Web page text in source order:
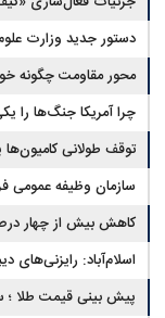
دستور جدید وزارت
محور مقاومت چگونه
تحریم‌ها در فروپاشی
چرا آمریکا جنگ‌ها را
توقف طولانی
سازمان وظیفه عمومی
کاهش بیش از چهار
اسلام‌آباد: رایزنی‌های
پیش بینی قیمت طلا ؛